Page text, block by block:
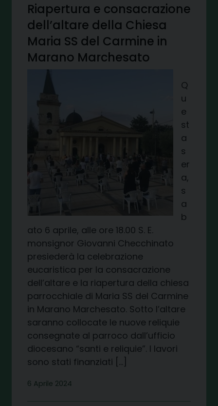
Riapertura e consacrazione
dell’altare della Chiesa
Maria SS del Carmine in
Marano Marchesato
Q
u
e
st
a
s
er
a,
s
a
b
ato 6 aprile, alle ore 18.00 S. E.
monsignor Giovanni Checchinato
presiederà la celebrazione
eucaristica per la consacrazione
dell’altare e la riapertura della chiesa
parrocchiale di Maria SS del Carmine
in Marano Marchesato. Sotto l’altare
saranno collocate le nuove reliquie
consegnate al parroco dall’ufficio
diocesano “santi e reliquie”. I lavori
sono stati finanziati […]
6 Aprile 2024